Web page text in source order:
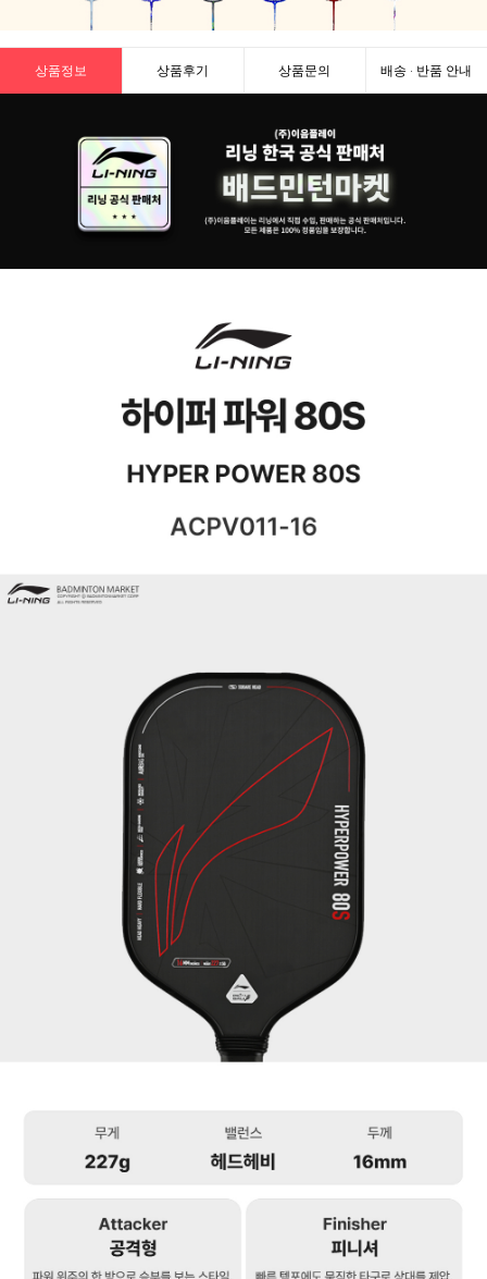
상품정보 상품후기 상품문의 배송 · 반품 안내